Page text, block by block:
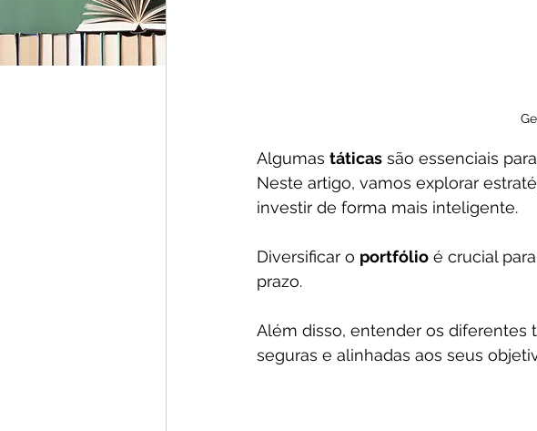
Algumas táticas são essenciais
Neste artigo, vamos explorar
investir de forma mais inteligente.
Diversificar o portfólio é crucial
prazo.
Além disso, entender os diferentes
seguras e alinhadas aos seus